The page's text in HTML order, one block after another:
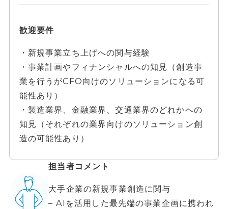
歓迎要件
・新規事業立ち上げへの関与経験
・事業計画やフィナンシャルへの知見（創造事
業を行うがCFO向けのソリューションになる可
能性あり）
・製造業界、金融業界、交通業界のどれかへの
知見（それぞれの業界向けのソリューション創
造の可能性あり）
担当者コメント
大手企業の新規事業創造に関与
– AIを活用した最先端の事業企画に携われ